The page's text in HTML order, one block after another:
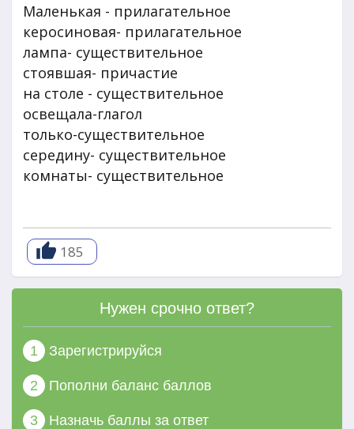
Маленькая - прилагательное
керосиновая- прилагательное
лампа- существительное
стоявшая- причастие
на столе - существительное
освещала-глагол
только-существительное
середину- существительное
комнаты- существительное
185
Нужен срочно ответ?
1 Зарегистрируйся
2 Пополни баланс баллов
3 Назначь баллы за ответ